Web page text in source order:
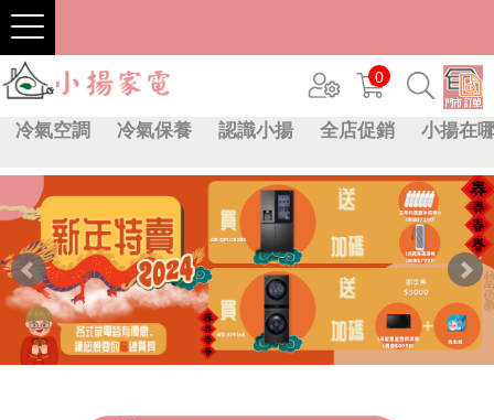
0
冷氣空調 冷氣保養 認識小揚 全店促銷 小揚在